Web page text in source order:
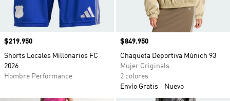
Precio
$219.950
Shorts Locales Millonarios FC
2026
Hombre Performance
Precio
$849.950
Chaqueta Deportiva Múnich 93
Mujer Originals
2 colores
Envío Gratis
Nuevo